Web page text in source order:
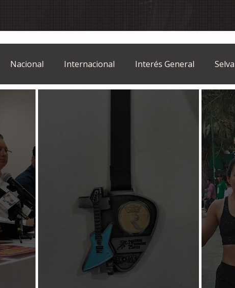
Nacional Internacional Interés General
Tragedia